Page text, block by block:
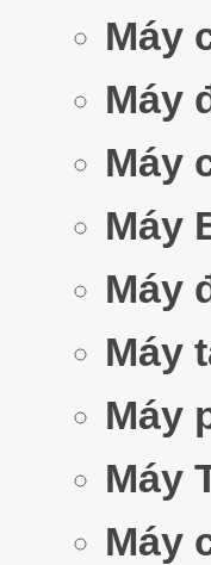
Máy
Máy
Máy
Máy
Máy
Máy
Máy
Máy
Máy